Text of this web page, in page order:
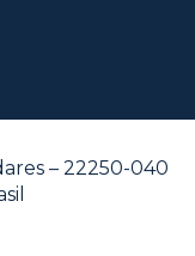
– 22250-040